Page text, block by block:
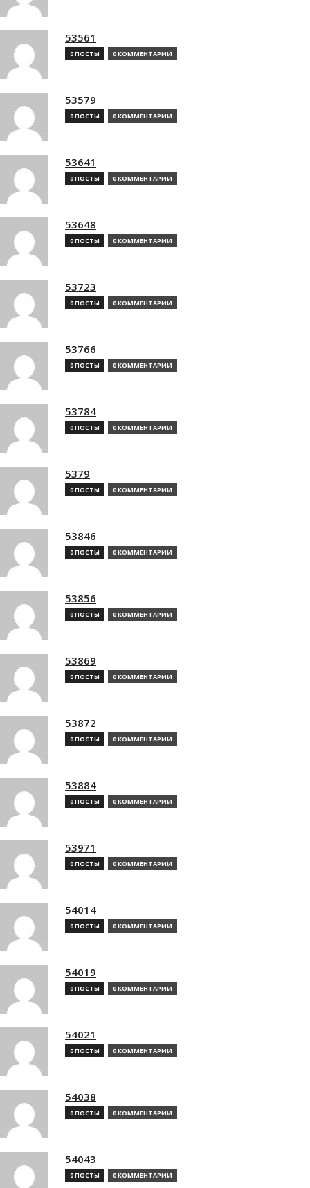
53561
0 ПОСТЫ 0 КОММЕНТАРИИ
53579
0 ПОСТЫ 0 КОММЕНТАРИИ
53641
0 ПОСТЫ 0 КОММЕНТАРИИ
53648
0 ПОСТЫ 0 КОММЕНТАРИИ
53723
0 ПОСТЫ 0 КОММЕНТАРИИ
53766
0 ПОСТЫ 0 КОММЕНТАРИИ
53784
0 ПОСТЫ 0 КОММЕНТАРИИ
5379
0 ПОСТЫ 0 КОММЕНТАРИИ
53846
0 ПОСТЫ 0 КОММЕНТАРИИ
53856
0 ПОСТЫ 0 КОММЕНТАРИИ
53869
0 ПОСТЫ 0 КОММЕНТАРИИ
53872
0 ПОСТЫ 0 КОММЕНТАРИИ
53884
0 ПОСТЫ 0 КОММЕНТАРИИ
53971
0 ПОСТЫ 0 КОММЕНТАРИИ
54014
0 ПОСТЫ 0 КОММЕНТАРИИ
54019
0 ПОСТЫ 0 КОММЕНТАРИИ
54021
0 ПОСТЫ 0 КОММЕНТАРИИ
54038
0 ПОСТЫ 0 КОММЕНТАРИИ
54043
0 ПОСТЫ 0 КОММЕНТАРИИ